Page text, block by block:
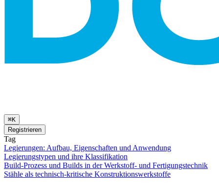
⌘K
Registrieren
Tag
Legierungen: Aufbau, Eigenschaften und Anwendung
Legierungstypen und ihre Klassifikation
Build-Prozess und Builds in der Werkstoff- und Fertigungstechnik
Stähle als technisch-kritische Konstruktionswerkstoffe